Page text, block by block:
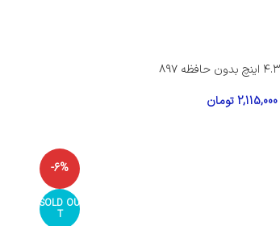
2,115,000تومان
-6%
SOLD OU
T